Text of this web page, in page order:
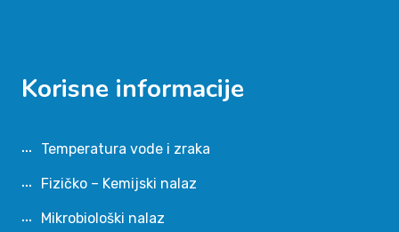
Korisne informacije
Temperatura vode i zraka
Fizičko – Kemijski nalaz
Mikrobiološki nalaz